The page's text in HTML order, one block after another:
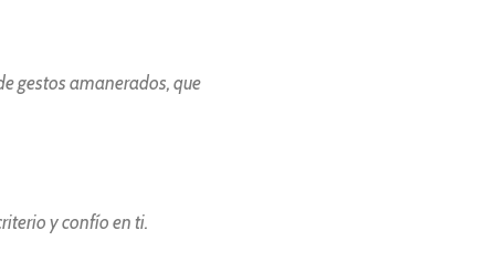
gestos amanerados, que
y confío en ti.